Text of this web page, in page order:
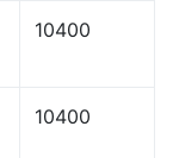
10400
10400